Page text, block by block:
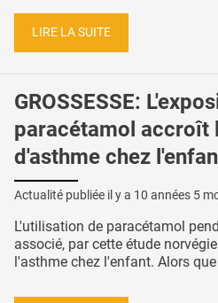
LIRE LA SUITE
GROSSESSE:
paracétamol accroît
d'asthme chez
Actualité publiée il y a 10 années 5
L'utilisation de paracétamol
associé, par cette étude
l'asthme chez l'enfant. Alors que